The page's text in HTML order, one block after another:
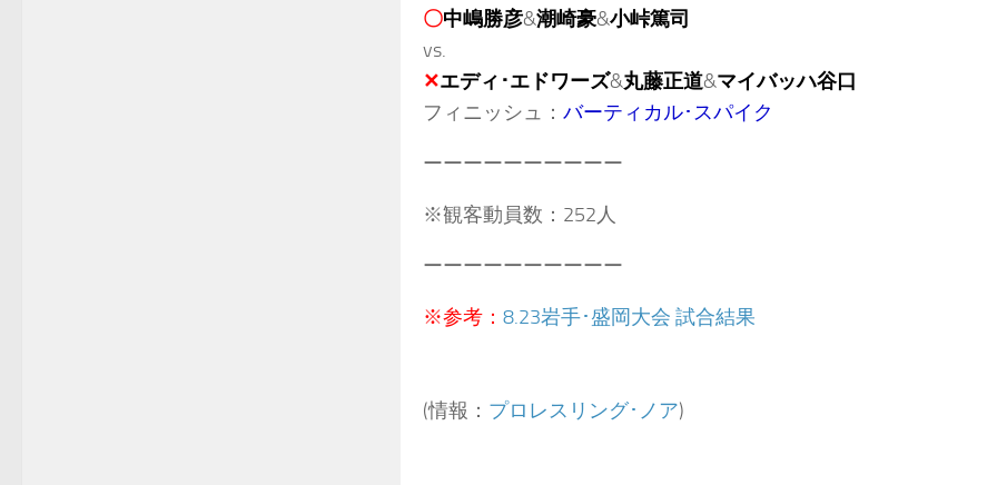
〇中嶋勝彦&潮崎豪&小峠篤司
vs.
✕エディ･エドワーズ&丸藤正道&マイバッハ谷口
フィニッシュ： バーティカル･スパイク
ーーーーーーーーーー
※観客動員数：252人
ーーーーーーーーーー
※参考： 8.23岩手･盛岡大会 試合結果
(情報： プロレスリング･ノア)